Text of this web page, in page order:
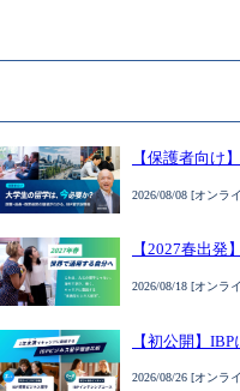
【保護者向け
2026/08/08 [オンラ
【2027春出発
2026/08/18 [オンラ
【初公開】
2026/08/26 [オンラ